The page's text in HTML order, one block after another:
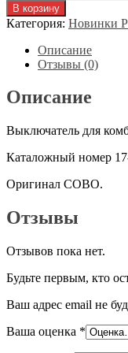
товара
Выключатель
17-
0300-
0000
В корзину
Категория: Новинки
Описание
Отзывы (0)
Описание
Выключатель для
Каталожный номер
Оригинал COBO.
Отзывы
Отзывов пока нет.
Будьте первым, кто
Ваш адрес email не
Ваша оценка *